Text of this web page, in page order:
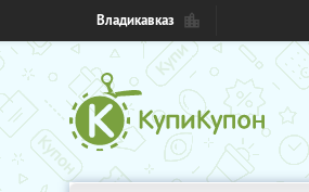
Владикавказ